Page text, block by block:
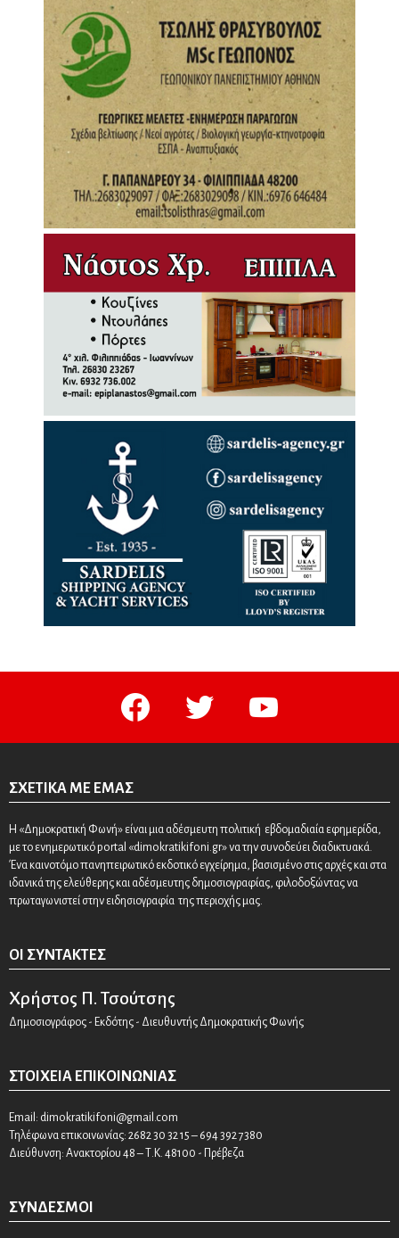
facebook twitter youtube
ΣΧΕΤΙΚΆ ΜΕ ΕΜΆΣ
Η «Δημοκρατική Φωνή» είναι μια αδέσμευτη πολιτική εβδομαδιαία εφημερίδα,
με το ενημερωτικό portal «dimokratikifoni.gr» να την συνοδεύει διαδικτυακά.
Ένα καινοτόμο πανηπειρωτικό εκδοτικό εγχείρημα, βασισμένο στις αρχές και στα
ιδανικά της ελεύθερης και αδέσμευτης δημοσιογραφίας, φιλοδοξώντας να
πρωταγωνιστεί στην ειδησιογραφία της περιοχής μας.
ΟΙ ΣΥΝΤΆΚΤΕΣ
Χρήστος Π. Τσούτσης
Δημοσιογράφος - Εκδότης - Διευθυντής Δημοκρατικής Φωνής
ΣΤΟΙΧΕΊΑ ΕΠΙΚΟΙΝΩΝΊΑΣ
Email: dimokratikifoni@gmail.com
Τηλέφωνα επικοινωνίας: 2682 30 32 15 – 694 392 7380
Διεύθυνση: Ανακτορίου 48 – Τ.Κ. 48100 - Πρέβεζα
ΣΎΝΔΕΣΜΟΙ